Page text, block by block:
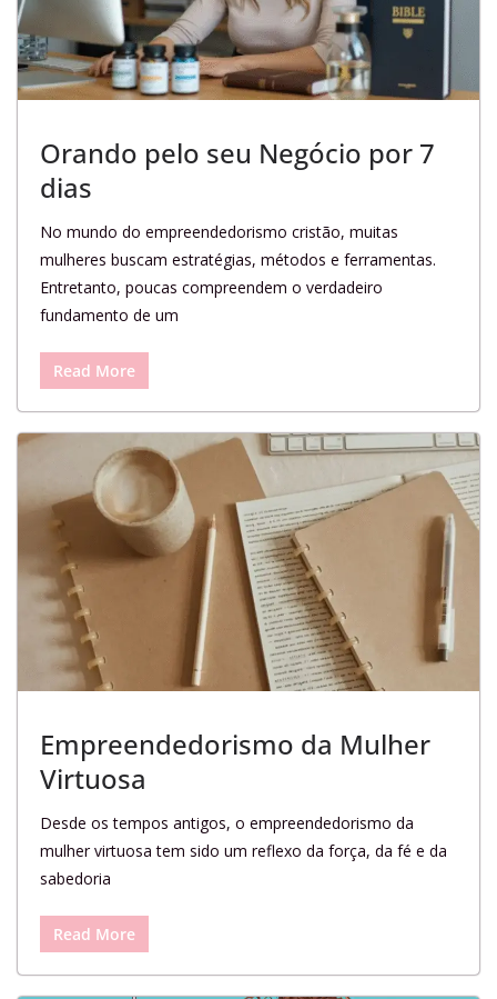
Orando pelo seu Negócio por 7
dias
No mundo do empreendedorismo cristão, muitas
mulheres buscam estratégias, métodos e ferramentas.
Entretanto, poucas compreendem o verdadeiro
fundamento de um
Read More
Empreendedorismo da Mulher
Virtuosa
Desde os tempos antigos, o empreendedorismo da
mulher virtuosa tem sido um reflexo da força, da fé e da
sabedoria
Read More